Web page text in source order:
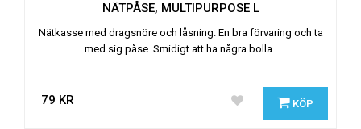
NÄTPÅSE, MULTIPURPOSE L
Nätkasse med dragsnöre och låsning. En bra förvaring och ta
med sig påse. Smidigt att ha några bolla..
79 KR KÖP